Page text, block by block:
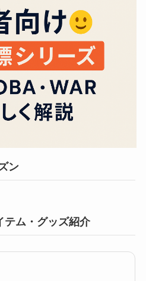
ン
テム・グッズ紹介